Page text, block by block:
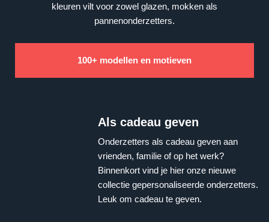
kleuren vilt voor zowel glazen, mokken als
pannenonderzetters.
100+ modellen en motieven
Als cadeau geven
Onderzetters als cadeau geven aan
vrienden, familie of op het werk?
Binnenkort vind je hier onze nieuwe
collectie gepersonaliseerde onderzetters.
Leuk om cadeau te geven.